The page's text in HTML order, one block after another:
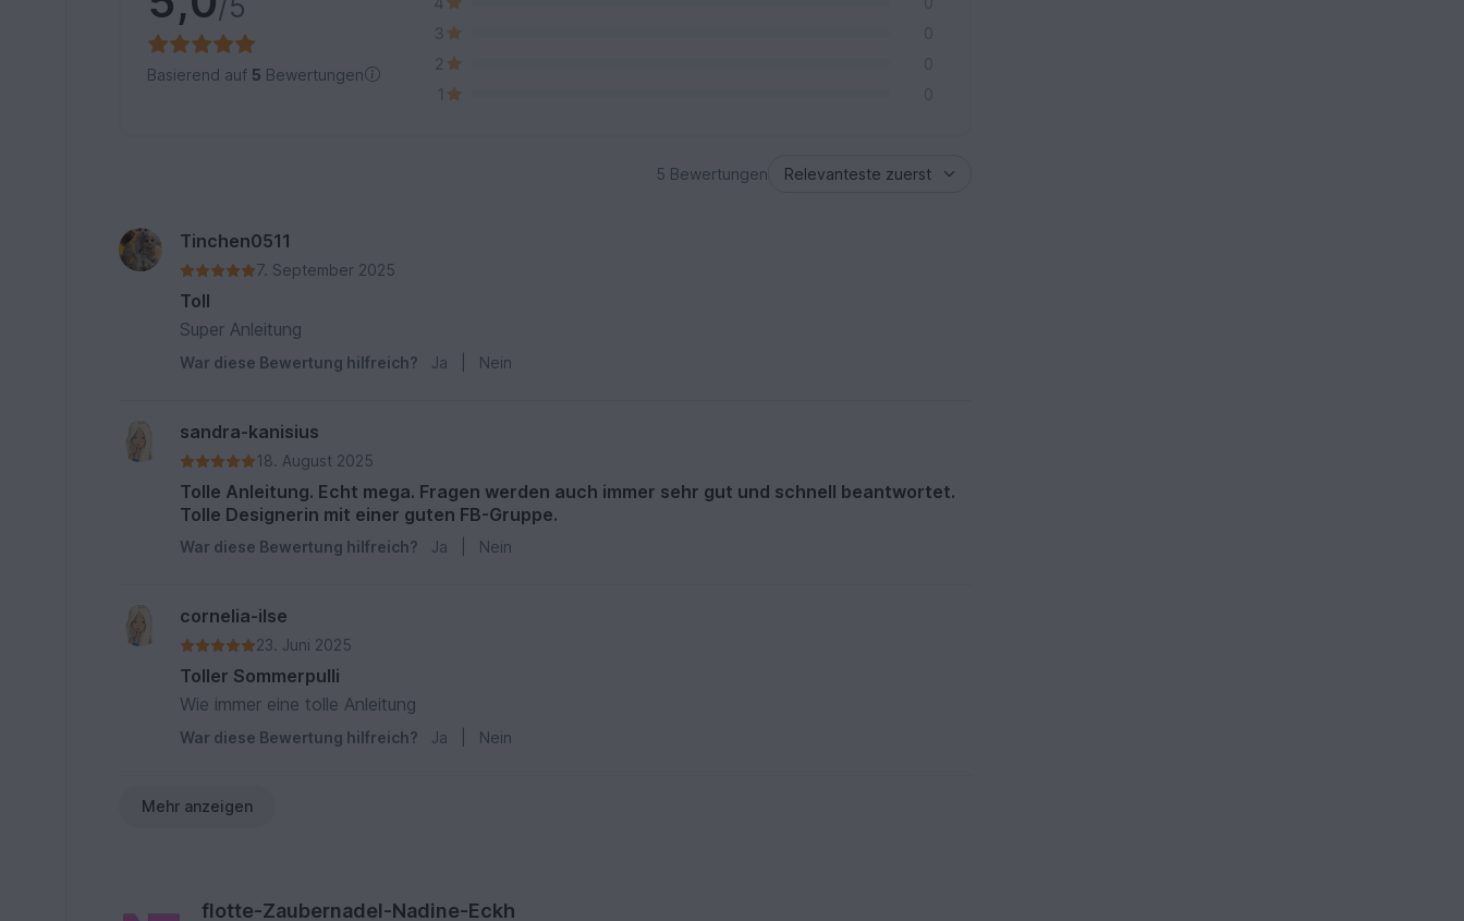
Basierend auf 5 Bewertungen
3
0
2
0
1
0
5 Bewertungen
Tinchen0511
7. September 2025
Toll
Super Anleitung
War diese Bewertung hilfreich? Ja Nein
sandra-kanisius
18. August 2025
Tolle Anleitung. Echt mega. Fragen werden auch immer sehr gut und schnell beantwortet.
Tolle Designerin mit einer guten FB-Gruppe.
War diese Bewertung hilfreich? Ja Nein
cornelia-ilse
23. Juni 2025
Toller Sommerpulli
Wie immer eine tolle Anleitung
War diese Bewertung hilfreich? Ja Nein
Mehr anzeigen
flotte-Zaubernadel-Nadine-Eckh